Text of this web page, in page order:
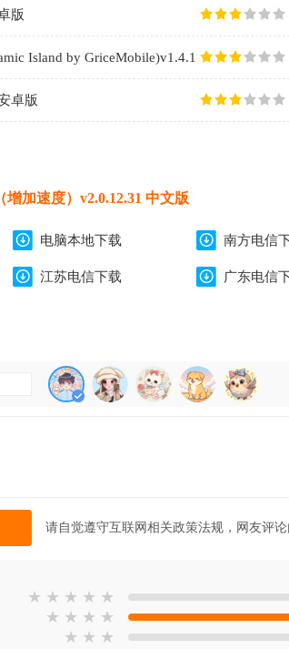
版
Island by GriceMobile)v1.4.1
卓版
加速度）v2.0.12.31 中文版
电脑本地下载 南方电信
江苏电信下载 广东电信
请自觉遵守互联网相关政策法规，网友评论
★ ★ ★ ★ ★
★ ★ ★ ★
★ ★ ★